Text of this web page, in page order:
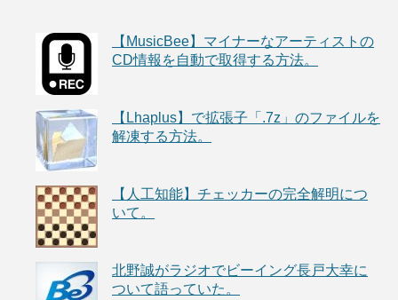
【MusicBee】マイナーなアーティストの
CD情報を自動で取得する方法。
【Lhaplus】で拡張子「.7z」のファイルを
解凍する方法。
【人工知能】チェッカーの完全解明につ
いて。
北野誠がラジオでビーイング長戸大幸に
ついて語っていた。